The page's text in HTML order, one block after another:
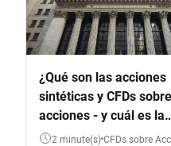
¿Qué son las acciones
sintéticas y CFDs sobre
acciones - y cuál es la
diferencia?
2 minute(s) CFDs sobre